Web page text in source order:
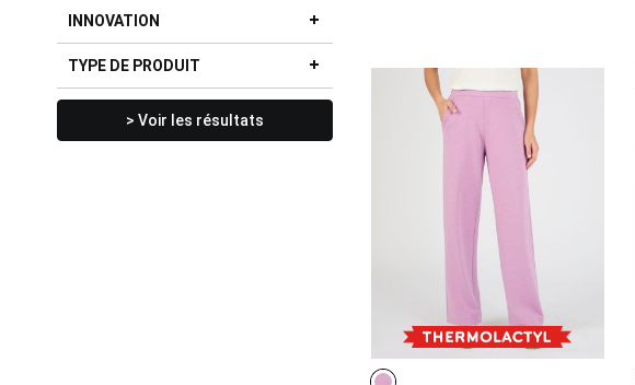
INNOVATION
TYPE DE PRODUIT
> Voir les résultats